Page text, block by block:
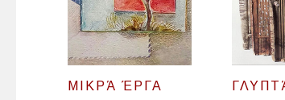
ΜΙΚΡΆ ΈΡΓΑ